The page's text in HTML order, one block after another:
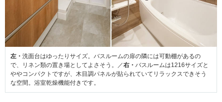
左・ 洗面台はゆったりサイズ。バスルームの扉の隣には可動棚があるの
で、リネン類の置き場としてよさそう。／右・ バスルームは1216サイズと
ややコンパクトですが、木目調パネルが貼られていてリラックスできそう
な空間。浴室乾燥機能付きです。